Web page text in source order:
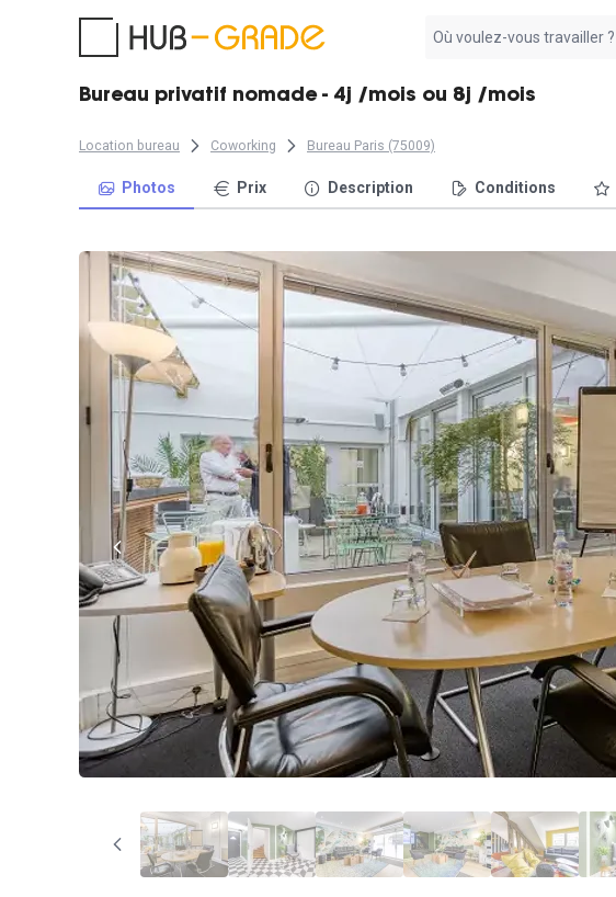
résultat
Bureau privatif nomade - 4j /mois ou 8j /mois
Location bureau Coworking Bureau Paris (75009)
Photos Prix Description Conditions